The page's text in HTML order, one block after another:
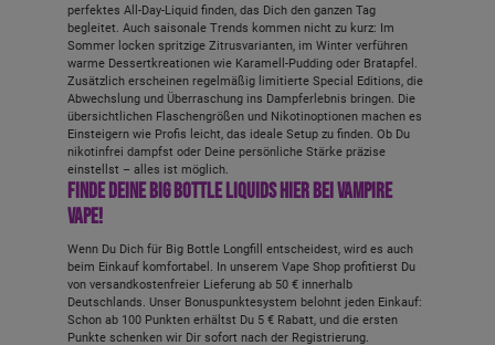
perfektes All-Day-Liquid finden, das Dich den ganzen Tag
begleitet. Auch saisonale Trends kommen nicht zu kurz: Im
Sommer locken spritzige Zitrusvarianten, im Winter verführen
warme Dessertkreationen wie Karamell-Pudding oder Bratapfel.
Zusätzlich erscheinen regelmäßig limitierte Special Editions, die
Abwechslung und Überraschung ins Dampferlebnis bringen. Die
übersichtlichen Flaschengrößen und Nikotinoptionen machen es
Einsteigern wie Profis leicht, das ideale Setup zu finden. Ob Du
nikotinfrei dampfst oder Deine persönliche Stärke präzise
einstellst – alles ist möglich.
Finde Deine Big Bottle Liquids hier bei Vampire
Vape!
Wenn Du Dich für Big Bottle Longfill entscheidest, wird es auch
beim Einkauf komfortabel. In unserem Vape Shop profitierst Du
von versandkostenfreier Lieferung ab 50 € innerhalb
Deutschlands. Unser Bonuspunktesystem belohnt jeden Einkauf:
Schon ab 100 Punkten erhältst Du 5 € Rabatt, und die ersten
Punkte schenken wir Dir sofort nach der Registrierung.